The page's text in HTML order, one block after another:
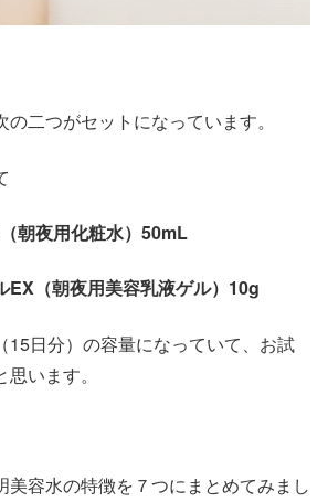
二つがセットになっています。
朝夜用化粧水）50mL
EX（朝夜用美容乳液ゲル）10g
15日分）の容量になっていて、お試
います。
美容水の特徴を７つにまとめてみまし